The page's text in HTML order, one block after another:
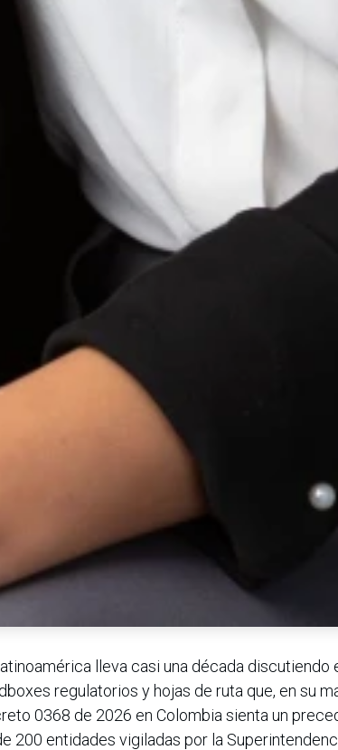
lleva casi una década discutiendo
regulatorios y hojas de ruta que, en su
0368 de 2026 en Colombia sienta un
200 entidades vigiladas por la